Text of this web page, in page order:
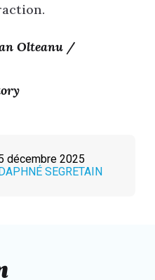
Olteanu /
décembre 2025
SEGRETAIN